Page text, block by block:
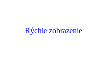
Rýchle zobrazenie